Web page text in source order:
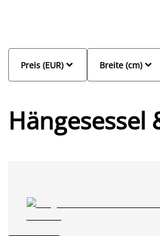

Preis (EUR) 
Breite (cm)
Hängesessel